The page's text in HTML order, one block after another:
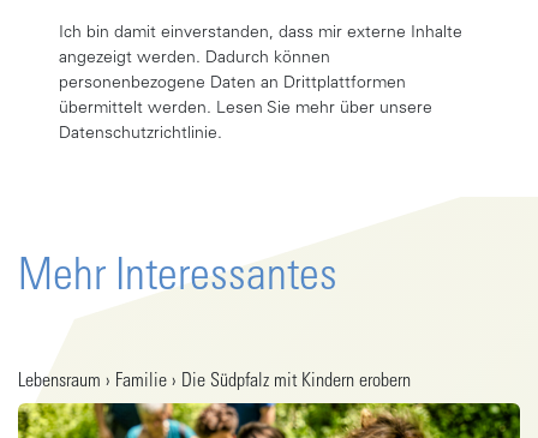
Ich bin damit einverstanden, dass mir externe Inhalte
angezeigt werden. Dadurch können
personenbezogene Daten an Drittplattformen
übermittelt werden. Lesen Sie mehr über unsere
Datenschutzrichtlinie.
Mehr Interessantes
Lebensraum › Familie › Die Südpfalz mit Kindern erobern